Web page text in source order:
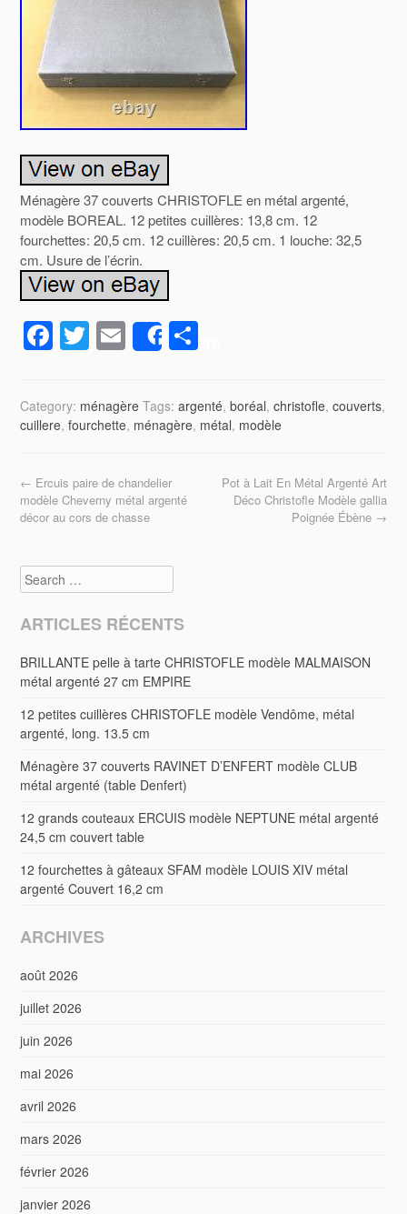
Ménagère 37 couverts CHRISTOFLE en métal argenté,
modèle BOREAL. 12 petites cuillères: 13,8 cm. 12
fourchettes: 20,5 cm. 12 cuillères: 20,5 cm. 1 louche: 32,5
cm. Usure de l’écrin.
F
c
e
o
o
T
tt
er
E
m
ail
Share
ta
g
Category: ménagère Tags:argenté,boréal,christofle,couverts,
cuillere,fourchette, ménagère, métal, modèle
Post navigation
← Ercuis paire de chandelier
modèle Cheverny métal argenté
décor au cors de chasse
Pot à Lait En Métal Argenté Art
Déco Christofle Modèle gallia
Poignée Ébène →
Search
ARTICLES RÉCENTS
BRILLANTE pelle à tarte CHRISTOFLE modèle MALMAISON
métal argenté 27 cm EMPIRE
12 petites cuillères CHRISTOFLE modèle Vendôme, métal
argenté, long. 13.5 cm
Ménagère 37 couverts RAVINET D’ENFERT modèle CLUB
métal argenté (table Denfert)
12 grands couteaux ERCUIS modèle NEPTUNE métal argenté
24,5 cm couvert table
12 fourchettes à gâteaux SFAM modèle LOUIS XIV métal
argenté Couvert 16,2 cm
ARCHIVES
août 2026
juillet 2026
juin 2026
mai 2026
avril 2026
mars 2026
février 2026
janvier 2026